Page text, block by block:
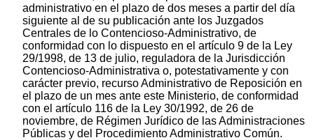
administrativo en el plazo de dos meses a partir del día
siguiente al de su publicación ante los Juzgados
Centrales de lo Contencioso-Administrativo, de
conformidad con lo dispuesto en el artículo 9 de la Ley
29/1998, de 13 de julio, reguladora de la Jurisdicción
Contencioso-Administrativa o, potestativamente y con
carácter previo, recurso Administrativo de Reposición en
el plazo de un mes ante este Ministerio, de conformidad
con el artículo 116 de la Ley 30/1992, de 26 de
noviembre, de Régimen Jurídico de las Administraciones
Públicas y del Procedimiento Administrativo Común.